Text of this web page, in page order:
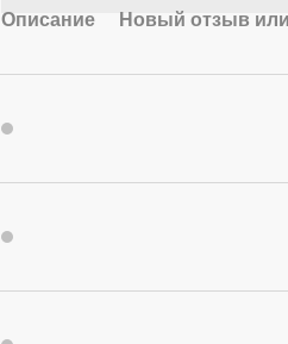
Описание Новый отзыв